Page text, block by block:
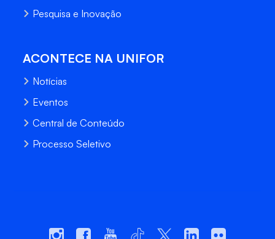
Pesquisa e Inovação
ACONTECE NA UNIFOR
Notícias
Eventos
Central de Conteúdo
Processo Seletivo